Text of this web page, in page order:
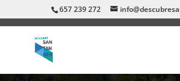
657 239 272